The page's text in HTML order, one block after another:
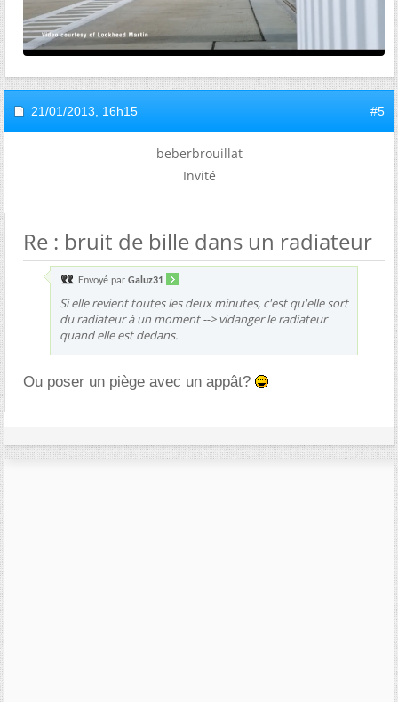
21/01/2013, 16h15 #5
beberbrouillat
Invité
Re : bruit de bille dans un radiateur
Envoyé par Galuz31
Si elle revient toutes les deux minutes, c'est qu'elle sort
du radiateur à un moment --> vidanger le radiateur
quand elle est dedans.
Ou poser un piège avec un appât?